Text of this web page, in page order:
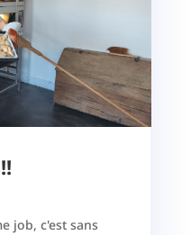
job, c'est sans